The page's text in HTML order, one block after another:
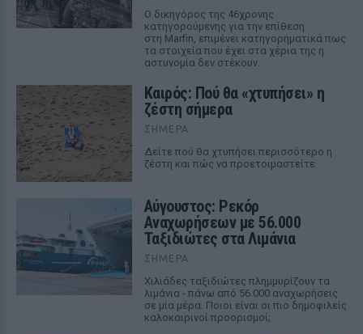
Ο δικηγόρος της 46χρονης
κατηγορούμενης για την επίθεση
στη Marfin, επιμένει κατηγορηματικά πως
τα στοιχεία που έχει στα χέρια της η
αστυνομία δεν στέκουν.
Καιρός: Πού θα «χτυπήσει» η
ζέστη σήμερα
ΣΉΜΕΡΑ
Δείτε πού θα χτυπήσει περισσότερο η
ζέστη και πώς να προετοιμαστείτε
Αύγουστος: Ρεκόρ
Αναχωρήσεων με 56.000
Ταξιδιώτες στα Λιμάνια
ΣΉΜΕΡΑ
Χιλιάδες ταξιδιώτες πλημμυρίζουν τα
λιμάνια - πάνω από 56.000 αναχωρήσεις
σε μία μέρα. Ποιοι είναι οι πιο δημοφιλείς
καλοκαιρινοί προορισμοί;